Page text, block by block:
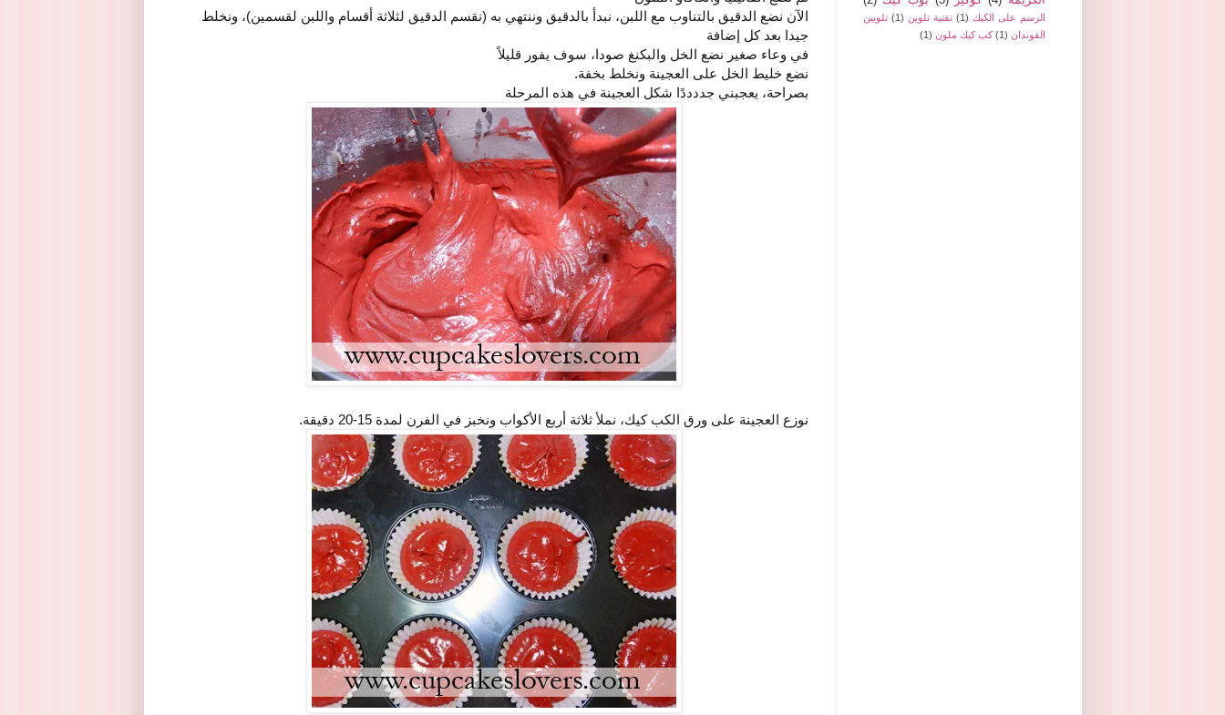
الآن نضع الدقيق بالتناوب مع اللبن، نبدأ بالدقيق وننتهي به (نقسم الدقيق لثلاثة أقسام واللبن لقسمين)، ونخلط
جيدا بعد كل إضافة
في وعاء صغير نضع الخل والبكنغ صودا، سوف يفور قليلاً
نضع خليط الخل على العجينة ونخلط بخفة.
بصراحة، يعجبني جددددًا شكل العجينة في هذه المرحلة
نوزع العجينة على ورق الكب كيك، نملأ ثلاثة أربع الأكواب ونخبز في الفرن لمدة 15-20 دقيقة.
الرسم على الكيك (1) تقنية تلوين (1) تلويين
الفوندان (1) كب كيك ملون (1)